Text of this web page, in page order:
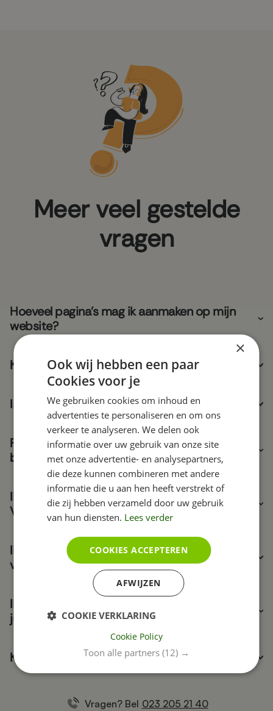
Meer veel gestelde
vragen
Hoeveel pagina's mag ik aanmaken op mijn
website?
Kunnen jullie de website teksten verzorgen?
Is de website responsive?
Passen de websites van Tijdvooreensite
binnen mijn huisstijl?
Ik wil graag mooie foto's op mijn website.
Verzorgen jullie deze ook?
Ik heb nog geen logo. Kunnen jullie dit
verzorgen?
Ik heb een ontwerp voor een website. Kunnen
jullie deze ook bouwen?
Kan ik mijn website meertalig maken?
Vragen? Bel 023 205 21 40
×
Ook wij hebben een paar
Cookies voor je
We gebruiken cookies om inhoud en
advertenties te personaliseren en om ons
verkeer te analyseren. We delen ook
informatie over uw gebruik van onze site
met onze advertentie- en analysepartners,
die deze kunnen combineren met andere
informatie die u aan hen heeft verstrekt of
die zij hebben verzameld door uw gebruik
van hun diensten. Lees verder
Toon alle partners (12) →
COOKIES ACCEPTEREN
AFWIJZEN
COOKIE VERKLARING
Cookie Policy